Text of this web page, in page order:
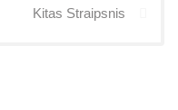
Kitas Straipsnis